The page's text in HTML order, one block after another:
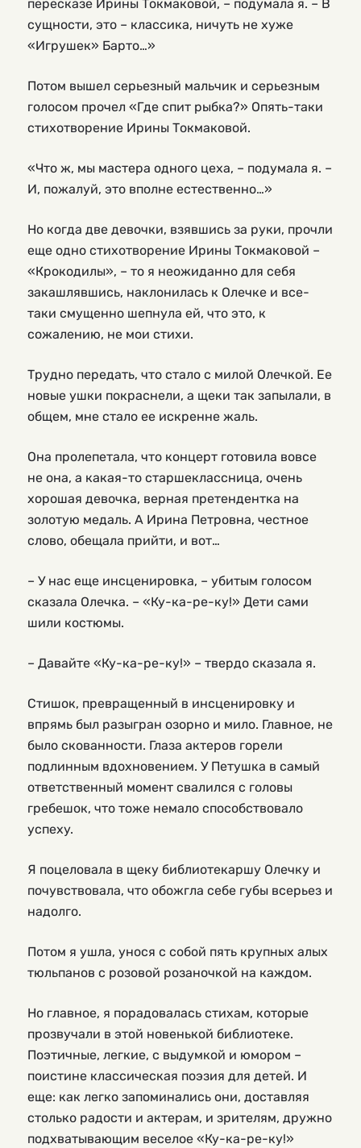
пересказе Ирины Токмаковой, – подумала я. – В
сущности, это – классика, ничуть не хуже
«Игрушек» Барто…»
Потом вышел серьезный мальчик и серьезным
голосом прочел «Где спит рыбка?» Опять-таки
стихотворение Ирины Токмаковой.
«Что ж, мы мастера одного цеха, – подумала я. –
И, пожалуй, это вполне естественно…»
Но когда две девочки, взявшись за руки, прочли
еще одно стихотворение Ирины Токмаковой –
«Крокодилы», – то я неожиданно для себя
закашлявшись, наклонилась к Олечке и все-
таки смущенно шепнула ей, что это, к
сожалению, не мои стихи.
Трудно передать, что стало с милой Олечкой. Ее
новые ушки покраснели, а щеки так запылали, в
общем, мне стало ее искренне жаль.
Она пролепетала, что концерт готовила вовсе
не она, а какая-то старшеклассница, очень
хорошая девочка, верная претендентка на
золотую медаль. А Ирина Петровна, честное
слово, обещала прийти, и вот…
– У нас еще инсценировка, – убитым голосом
сказала Олечка. – «Ку-ка-ре-ку!» Дети сами
шили костюмы.
– Давайте «Ку-ка-ре-ку!» – твердо сказала я.
Стишок, превращенный в инсценировку и
впрямь был разыгран озорно и мило. Главное, не
было скованности. Глаза актеров горели
подлинным вдохновением. У Петушка в самый
ответственный момент свалился с головы
гребешок, что тоже немало способствовало
успеху.
Я поцеловала в щеку библиотекаршу Олечку и
почувствовала, что обожгла себе губы всерьез и
надолго.
Потом я ушла, унося с собой пять крупных алых
тюльпанов с розовой розаночкой на каждом.
Но главное, я порадовалась стихам, которые
прозвучали в этой новенькой библиотеке.
Поэтичные, легкие, с выдумкой и юмором –
поистине классическая поэзия для детей. И
еще: как легко запоминались они, доставляя
столько радости и актерам, и зрителям, дружно
подхватывающим веселое «Ку-ка-ре-ку!»